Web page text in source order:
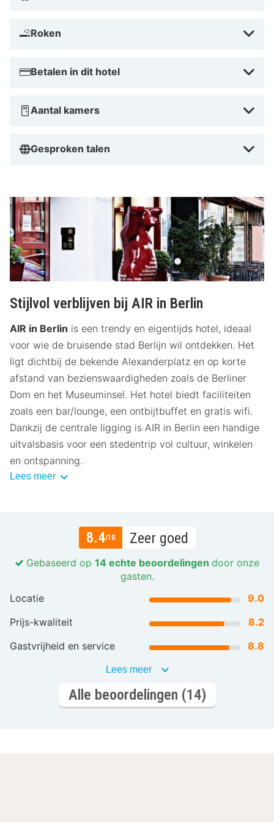
Roken
Betalen in dit hotel
Aantal kamers
Gesproken talen
Stijlvol verblijven bij AIR in Berlin
AIR in Berlin is een trendy en eigentijds hotel, ideaal
voor wie de bruisende stad Berlijn wil ontdekken. Het
ligt dichtbij de bekende Alexanderplatz en op korte
afstand van bezienswaardigheden zoals de Berliner
Dom en het Museuminsel. Het hotel biedt faciliteiten
zoals een bar/lounge, een ontbijtbuffet en gratis wifi.
Dankzij de centrale ligging is AIR in Berlin een handige
uitvalsbasis voor een stedentrip vol cultuur, winkelen
en ontspanning.
Lees meer
8.4/10 Zeer goed
Gebaseerd op 14 echte beoordelingen door onze
gasten.
Locatie
9.0
Prijs-kwaliteit
8.2
Gastvrijheid en service
8.8
Lees meer
Alle beoordelingen (14)